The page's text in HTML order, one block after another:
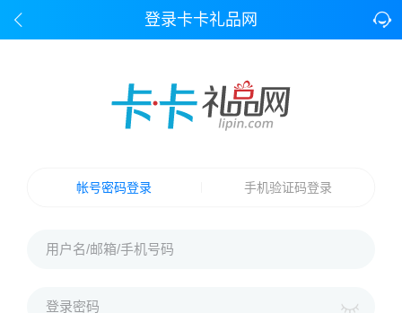
登录卡卡礼品网
帐号密码登录 手机验证码登录